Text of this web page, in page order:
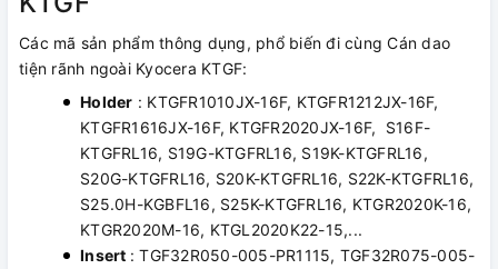
Các mã sản phẩm thông dụng, phổ biến đi cùng Cán dao
tiện rãnh ngoài Kyocera KTGF:
Holder : KTGFR1010JX-16F, KTGFR1212JX-16F,
KTGFR1616JX-16F, KTGFR2020JX-16F, S16F-
KTGFRL16, S19G-KTGFRL16, S19K-KTGFRL16,
S20G-KTGFRL16, S20K-KTGFRL16, S22K-KTGFRL16,
S25.0H-KGBFL16, S25K-KTGFRL16, KTGR2020K-16,
KTGR2020M-16, KTGL2020K22-15,...
Insert : TGF32R050-005-PR1115, TGF32R075-005-